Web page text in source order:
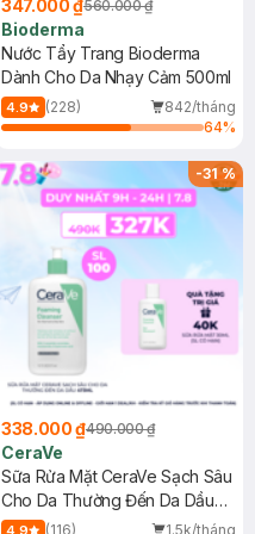
347.000 ₫560.000 ₫
Bioderma
Nước Tẩy Trang Bioderma
Dành Cho Da Nhạy Cảm 500ml
4.9 (228)
842/tháng
64%
-31%
338.000 ₫490.000 ₫
CeraVe
Sữa Rửa Mặt CeraVe Sạch Sâu
Cho Da Thường Đến Da Dầu
473ml
4.9 (116) 1.5k/tháng